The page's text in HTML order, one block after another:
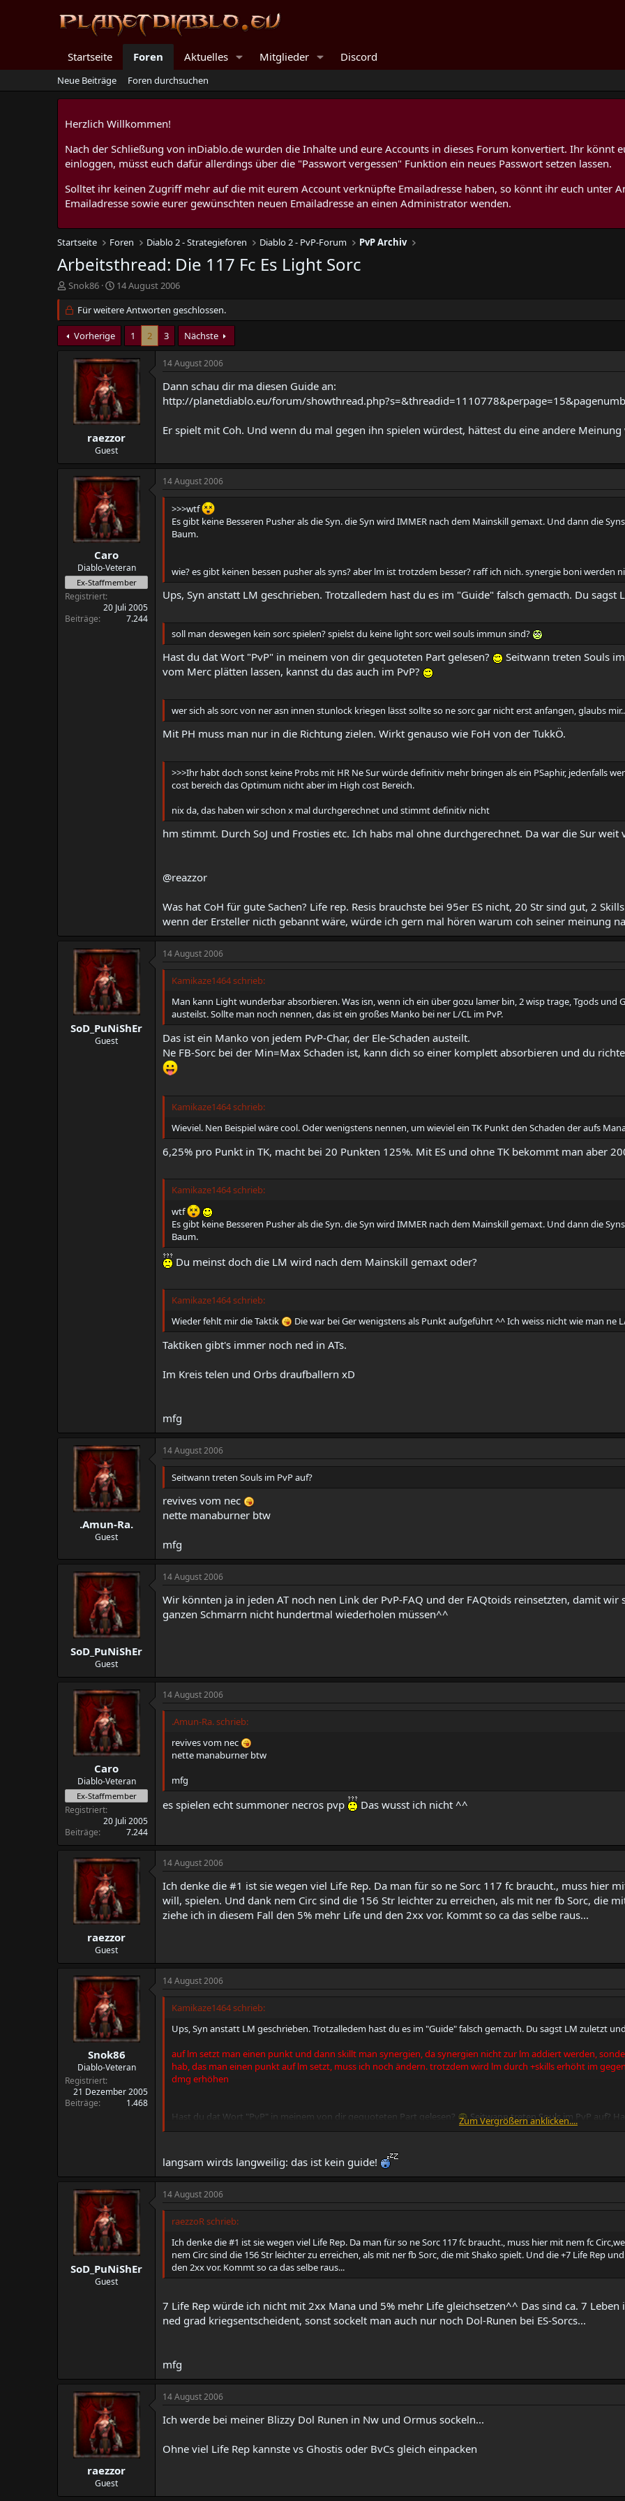
Startseite Foren Aktuelles Mitglieder Discord
Neue Beiträge Foren durchsuchen
Herzlich Willkommen!
Nach der Schließung von inDiablo.de wurden die Inhalte und eure Accounts in dieses Forum konvertiert. Ihr könnt
einloggen, müsst euch dafür allerdings über die "Passwort vergessen" Funktion ein neues Passwort setzen lassen.
Solltet ihr keinen Zugriff mehr auf die mit eurem Account verknüpfte Emailadresse haben, so könnt ihr euch unter
Emailadresse sowie eurer gewünschten neuen Emailadresse an einen Administrator wenden.
Startseite Foren Diablo 2 - Strategieforen Diablo 2 - PvP-Forum PvP Archiv
Arbeitsthread: Die 117 Fc Es Light Sorc
E
s
t
e
l
Snok86
E
s
t
l
l
a
m
14 August 2006
Für weitere Antworten geschlossen.
Vorherige 1 2 3 Nächste
raezzor
Guest
14 August 2006
Dann schau dir ma diesen Guide an:
http://planetdiablo.eu/forum/
Er spielt mit Coh. Und wenn du mal gegen ihn spielen würdest, hättest du eine andere Meinung
Caro
Diablo-Veteran
Ex-Staffmember
Registriert
20 Juli 2005
Beiträge
7.244
14 August 2006
>>>wtf
Es gibt keine Besseren Pusher als die Syn. die Syn wird IMMER nach dem Mainskill gemaxt. Und dann die
Baum.
wie? es gibt keinen bessen pusher als syns? aber lm ist trotzdem besser? raff ich nich. synergie boni werden
Ups, Syn anstatt LM geschrieben. Trotzalledem hast du es im "Guide" falsch gemacth. Du sagst
soll man deswegen kein sorc spielen? spielst du keine light sorc weil souls immun sind?
Hast du dat Wort "PvP" in meinem von dir gequoteten Part gelesen?
Seitwann treten Souls
vom Merc plätten lassen, kannst du das auch im PvP?
wer sich als sorc von ner asn innen stunlock kriegen lässt sollte so ne sorc gar nicht erst anfangen, glaubs
Mit PH muss man nur in die Richtung zielen. Wirkt genauso wie FoH von der TukkÖ.
>>>Ihr habt doch sonst keine Probs mit HR Ne Sur würde definitiv mehr bringen als ein PSaphir, jedenfalls
cost bereich das Optimum nicht aber im High cost Bereich.
nix da, das haben wir schon x mal durchgerechnet und stimmt definitiv nicht
hm stimmt. Durch SoJ und Frosties etc. Ich habs mal ohne durchgerechnet. Da war die Sur weit
@reazzor
Was hat CoH für gute Sachen? Life rep. Resis brauchste bei 95er ES nicht, 20 Str sind gut, 2
wenn der Ersteller nicth gebannt wäre, würde ich gern mal hören warum coh seiner meinung
SoD_PuNiShEr
Guest
14 August 2006
Kamikaze1464 schrieb:
Man kann Light wunderbar absorbieren. Was isn, wenn ich ein über gozu lamer bin, 2 wisp trage, Tgods und
austeilst. Sollte man noch nennen, das ist ein großes Manko bei ner L/CL im PvP.
Das ist ein Manko von jedem PvP-Char, der Ele-Schaden austeilt.
Ne FB-Sorc bei der Min=Max Schaden ist, kann dich so einer komplett absorbieren und du
Kamikaze1464 schrieb:
Wieviel. Nen Beispiel wäre cool. Oder wenigstens nennen, um wieviel ein TK Punkt den Schaden der aufs
6,25% pro Punkt in TK, macht bei 20 Punkten 125%. Mit ES und ohne TK bekommt man aber
Kamikaze1464 schrieb:
wtf
Es gibt keine Besseren Pusher als die Syn. die Syn wird IMMER nach dem Mainskill gemaxt. Und dann die
Baum.
Du meinst doch die LM wird nach dem Mainskill gemaxt oder?
Kamikaze1464 schrieb:
Wieder fehlt mir die Taktik
Die war bei Ger wenigstens als Punkt aufgeführt ^^ Ich weiss nicht wie man ne
Taktiken gibt's immer noch ned in ATs.
Im Kreis telen und Orbs draufballern xD
mfg
.Amun-Ra.
Guest
14 August 2006
Seitwann treten Souls im PvP auf?
revives vom nec
nette manaburner btw
mfg
SoD_PuNiShEr
Guest
14 August 2006
Wir könnten ja in jeden AT noch nen Link der PvP-FAQ und der FAQtoids reinsetzten, damit
ganzen Schmarrn nicht hundertmal wiederholen müssen^^
Caro
Diablo-Veteran
Ex-Staffmember
Registriert
20 Juli 2005
Beiträge
7.244
14 August 2006
.Amun-Ra. schrieb:
revives vom nec
nette manaburner btw
mfg
es spielen echt summoner necros pvp Das wusst ich nicht ^^
raezzor
Guest
14 August 2006
Ich denke die #1 ist sie wegen viel Life Rep. Da man für so ne Sorc 117 fc braucht., muss hier
will, spielen. Und dank nem Circ sind die 156 Str leichter zu erreichen, als mit ner fb Sorc, die
ziehe ich in diesem Fall den 5% mehr Life und den 2xx vor. Kommt so ca das selbe raus...
Snok86
Diablo-Veteran
Registriert
21 Dezember 2005
Beiträge
1.468
14 August 2006
Kamikaze1464 schrieb:
Ups, Syn anstatt LM geschrieben. Trotzalledem hast du es im "Guide" falsch gemacth. Du sagst LM zuletzt
auf lm setzt man einen punkt und dann skillt man synergien, da synergien nicht zur lm addiert werden,
hab, das man einen punkt auf lm setzt, muss ich noch ändern. trotzdem wird lm durch +skills erhöht im
dmg erhöhen
Hast du dat Wort "PvP" in meinem von dir gequoteten Part gelesen?
Seitwann treten Souls im PvP auf?
lassen, kannst du das auch im PvP?
ich versteh trotzdem nich worauf du hinaus willst, soll man keine sorc spielen weil es abser gibt? wofür du
Mit PH muss man nur in die Richtung zielen. Wirkt genauso wie FoH von der TukkÖ.
ne asn schafft noch nicht ma meine sorc mit 42 fhr innen stunlock zu bekommen, da wirds wohl mit 60 erst
hm stimmt. Durch SoJ und Frosties etc. Ich habs mal ohne durchgerechnet. Da war die Sur weit vorne. Mein
Zum Vergrößern anklicken....
langsam wirds langweilig: das ist kein guide!
SoD_PuNiShEr
Guest
14 August 2006
raezzoR schrieb:
Ich denke die #1 ist sie wegen viel Life Rep. Da man für so ne Sorc 117 fc braucht., muss hier mit nem fc
nem Circ sind die 156 Str leichter zu erreichen, als mit ner fb Sorc, die mit Shako spielt. Und die +7 Life Rep
den 2xx vor. Kommt so ca das selbe raus...
7 Life Rep würde ich nicht mit 2xx Mana und 5% mehr Life gleichsetzen^^ Das sind ca. 7
ned grad kriegsentscheident, sonst sockelt man auch nur noch Dol-Runen bei ES-Sorcs...
mfg
raezzor
Guest
14 August 2006
Ich werde bei meiner Blizzy Dol Runen in Nw und Ormus sockeln...
Ohne viel Life Rep kannste vs Ghostis oder BvCs gleich einpacken